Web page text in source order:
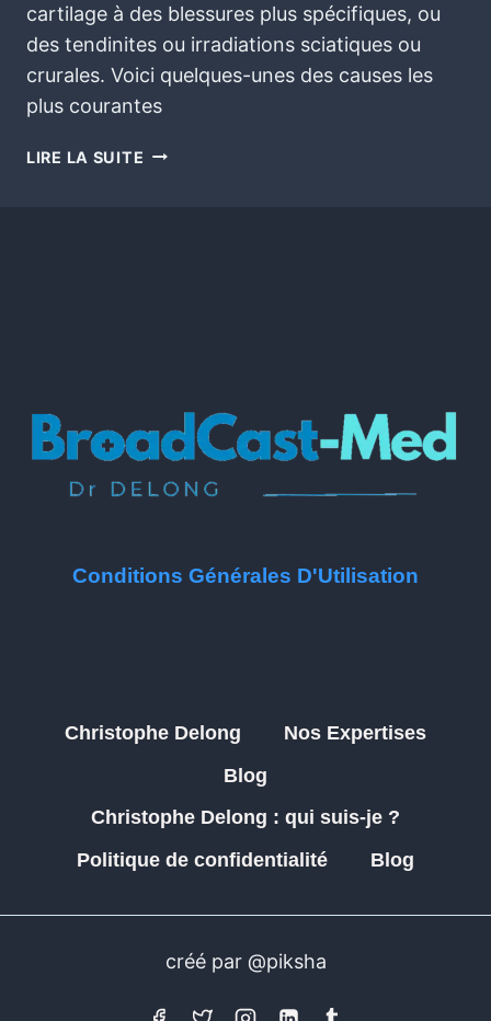
cartilage à des blessures plus spécifiques, ou
des tendinites ou irradiations sciatiques ou
crurales. Voici quelques-unes des causes les
plus courantes
LIRE LA SUITE
Conditions Générales D'Utilisation
Christophe Delong
Nos Expertises
Blog
Christophe Delong : qui suis-je ?
Politique de confidentialité
Blog
créé par @piksha